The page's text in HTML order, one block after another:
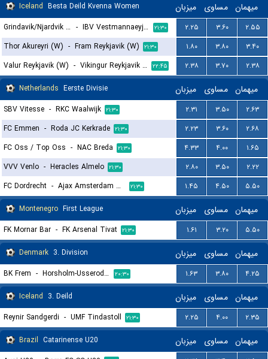
Iceland Besta Deild Kvenna Women میزبان مساوی میهمان
Grindavik/Njardvik (W) - IBV Vestmannaeyjar (W) ۲۱:۳۰ ۲.۲۵ ۳.۶۰
۲.۵۵
Thor Akureyri (W) - Fram Reykjavik (W) ۲۱:۳۰ ۱.۸۰ ۳.۸۰
۳.۴۰
Valur Reykjavik (W) - Vikingur Reykjavik (W) ۲۲:۴۵ ۲.۳۸ ۳.۷۰
۲.۳۸
Netherlands Eerste Divisie میزبان مساوی میهمان
SBV Vitesse - RKC Waalwijk ۲۱:۳۰ ۲.۳۱ ۳.۵۰
۲.۶۳
FC Emmen - Roda JC Kerkrade ۲۱:۳۰ ۲.۲۳ ۳.۶۰
۲.۶۸
FC Oss / Top Oss - NAC Breda ۲۱:۳۰ ۴.۳۳ ۴.۰۰
۱.۶۵
VVV Venlo - Heracles Almelo ۲۱:۳۰ ۲.۸۰ ۳.۵۰
۲.۲۲
FC Dordrecht - Ajax Amsterdam Reserves ۲۱:۳۰ ۱.۴۵ ۴.۵۰
۵.۵۰
Montenegro First League میزبان مساوی میهمان
FK Mornar Bar - FK Arsenal Tivat ۲۱:۳۰ ۱.۶۱ ۳.۲۰
۵.۵۰
Denmark 3. Division میزبان مساوی میهمان
BK Frem - Horsholm-Usserod IK ۲۰:۳۰ ۱.۶۳ ۳.۸۰
۴.۲۵
Iceland 3. Deild میزبان مساوی میهمان
Reynir Sandgerdi - UMF Tindastoll ۲۱:۳۰ ۲.۲۵ ۴.۰۰
۲.۳۵
Brazil Catarinense U20 میزبان مساوی میهمان